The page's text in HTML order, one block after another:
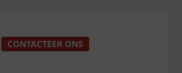
CONTACTEER ONS